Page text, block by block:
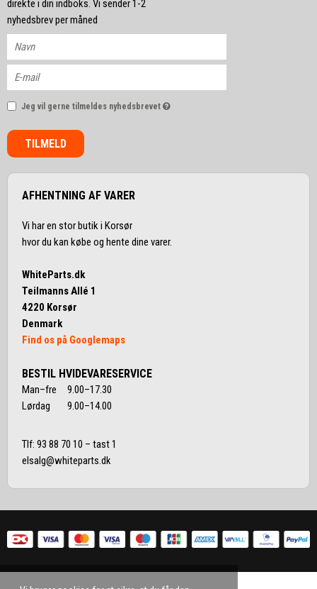
direkte i din indboks. Vi sender 1-2
nyhedsbrev per måned
Jeg vil gerne tilmeldes nyhedsbrevet
TILMELD
AFHENTNING AF VARER
Vi har en stor butik i Korsør
hvor du kan købe og hente dine varer.
WhiteParts.dk
Teilmanns Allé 1
4220 Korsør
Denmark
Find os på Googlemaps
BESTIL HVIDEVARESERVICE
Man–fre 9.00–17.30
Lørdag 9.00–14.00
Tlf: 93 88 70 10 – tast 1
elsalg@whiteparts.dk